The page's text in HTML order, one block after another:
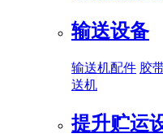
输送设备
输送机配件 胶
送机
提升贮运